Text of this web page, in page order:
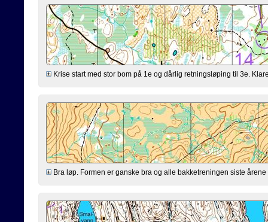
Krise start med stor bom på 1e og dårlig retningsløping til 3e.
Bra løp. Formen er ganske bra og alle bakketreningen siste